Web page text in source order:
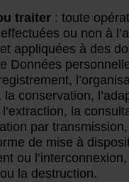
traiter: toute
ou non à
appliquées à des
Données
la conservation,
la
par
de mise à
ou
la destruction.